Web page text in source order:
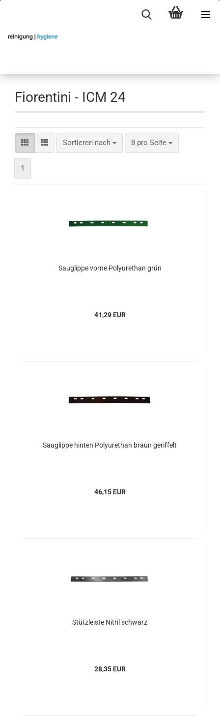
Fiorentini - ICM 24
Sortieren nach
Sortieren nach 8 pro Seite
pro Seite
1
Sauglippe vorne Polyurethan grün
41,29 EUR
Sauglippe hinten Polyurethan braun geriffelt
46,15 EUR
Stützleiste Nitril schwarz
28,35 EUR